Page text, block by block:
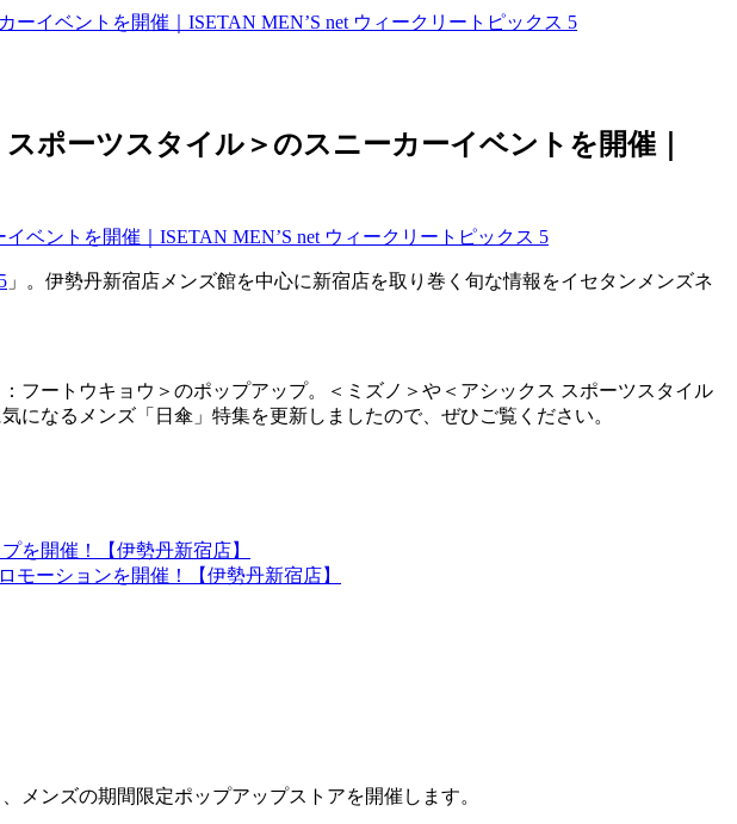
イベントを開催｜ISETAN MEN’S net ウィークリートピックス 5
ポーツスタイル＞のスニーカーイベントを開催｜
」。伊勢丹新宿店メンズ館を中心に新宿店を取り巻く旬な情報をイセタンメンズネ
フートウキョウ＞のポップアップ。＜ミズノ＞や＜アシックス スポーツスタイル
なるメンズ「日傘」特集を更新しましたので、ぜひご覧ください。
を開催！【伊勢丹新宿店】
モーションを開催！【伊勢丹新宿店】
メンズの期間限定ポップアップストアを開催します。